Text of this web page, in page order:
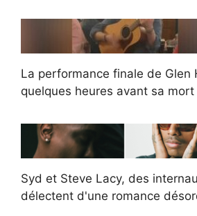
La performance finale de Glen
quelques heures avant sa mort
Syd et Steve Lacy, des
délectent d'une romance